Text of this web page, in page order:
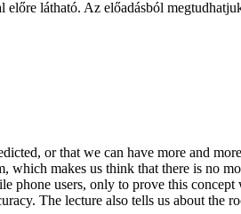
látható. Az előadásból
or that we can have more and
makes us think that there is no
phone users, only to prove this
The lecture also tells us about